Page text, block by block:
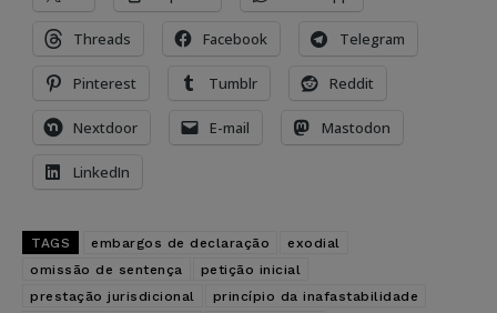
Threads Facebook Telegram
Pinterest Tumblr Reddit
Nextdoor E-mail Mastodon
LinkedIn
TAGS embargos de declaração
exodial
omissão de sentença
petição inicial
prestação jurisdicional
princípio da inafastabilidade